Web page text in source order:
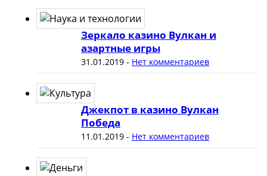
Зеркало казино Вулкан и
азартные игры
31.01.2019- Нет комментариев
Джекпот в казино Вулкан
Победа
11.01.2019- Нет комментариев